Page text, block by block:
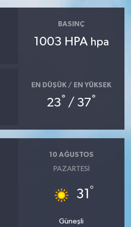
BASINÇ
1003 HPA hpa
EN DÜŞÜK / EN YÜKSEK
23° / 37°
10 AĞUSTOS
PAZARTESI
31 °
Güneşli